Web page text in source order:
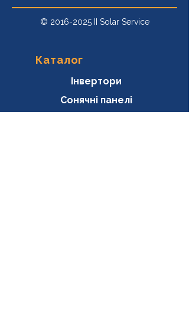
© 2016-2025II Solar Service
Каталог
Інвертори
Сонячні панелі